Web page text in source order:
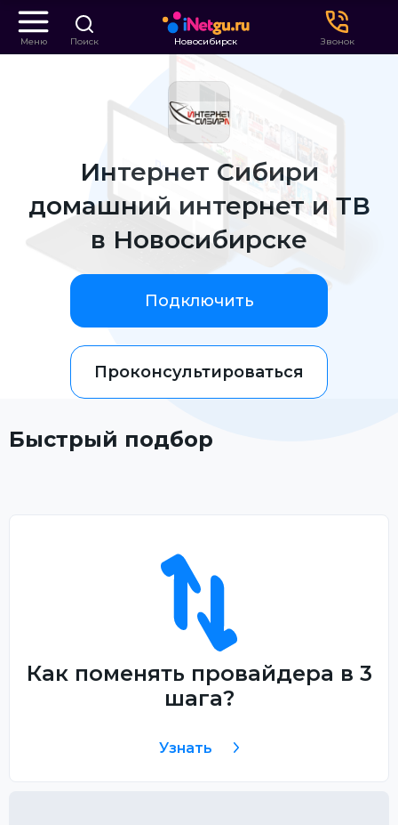
Меню Поиск Новосибирск Звонок
Интернет Сибири
домашний интернет и ТВ
в Новосибирске
Подключить
Проконсультироваться
Быстрый подбор
Как поменять провайдера в 3
шага?
Узнать